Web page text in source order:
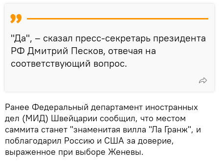
"Да", – сказал пресс-секретарь президента
РФ Дмитрий Песков, отвечая на
соответствующий вопрос.
Ранее Федеральный департамент иностранных
дел (МИД) Швейцарии сообщил, что местом
саммита станет "знаменитая вилла "Ла Гранж", и
поблагодарил Россию и США за доверие,
выраженное при выборе Женевы.